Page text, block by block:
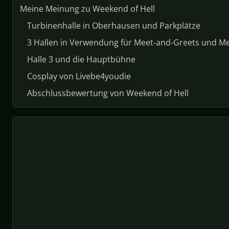
Meine Meinung zu Weekend of Hell
Turbinenhalle in Oberhausen und Parkplätze
3 Hallen in Verwendung für Meet-and-Greets und
Halle 3 und die Hauptbühne
Cosplay von Livebe4youdie
Abschlussbewertung von Weekend of Hell